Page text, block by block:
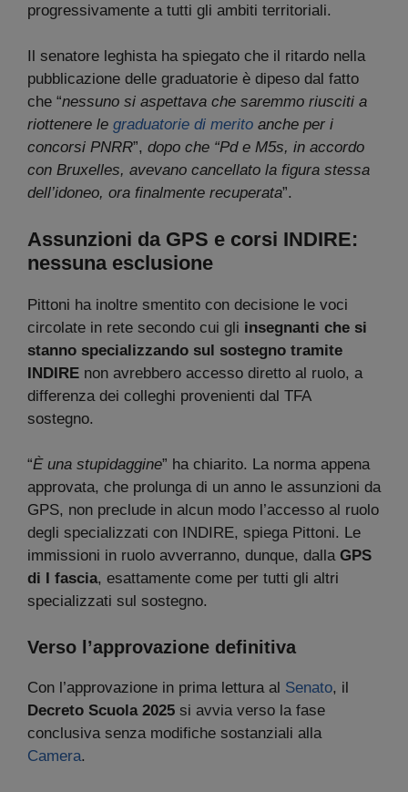
progressivamente a tutti gli ambiti territoriali.
Il senatore leghista ha spiegato che il ritardo nella
pubblicazione delle graduatorie è dipeso dal fatto
che “nessuno si aspettava che saremmo riusciti a
riottenere le graduatorie di merito anche per i
concorsi PNRR”, dopo che “Pd e M5s, in accordo
con Bruxelles, avevano cancellato la figura stessa
dell’idoneo, ora finalmente recuperata”.
Assunzioni da GPS e corsi INDIRE:
nessuna esclusione
Pittoni ha inoltre smentito con decisione le voci
circolate in rete secondo cui gli insegnanti che si
stanno specializzando sul sostegno tramite
INDIRE non avrebbero accesso diretto al ruolo, a
differenza dei colleghi provenienti dal TFA
sostegno.
“È una stupidaggine” ha chiarito. La norma appena
approvata, che prolunga di un anno le assunzioni da
GPS, non preclude in alcun modo l’accesso al ruolo
degli specializzati con INDIRE, spiega Pittoni. Le
immissioni in ruolo avverranno, dunque, dalla GPS
di I fascia, esattamente come per tutti gli altri
specializzati sul sostegno.
Verso l’approvazione definitiva
Con l’approvazione in prima lettura al Senato, il
Decreto Scuola 2025 si avvia verso la fase
conclusiva senza modifiche sostanziali alla
Camera.